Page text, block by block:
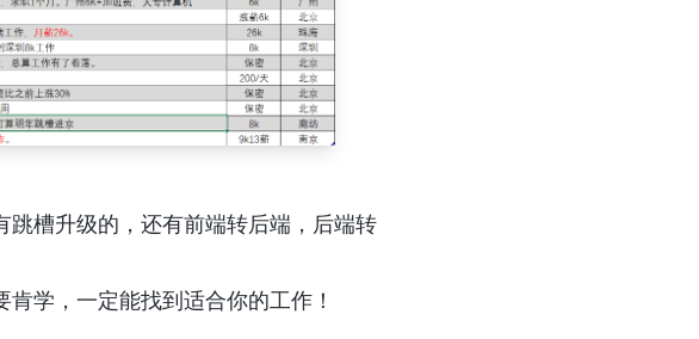
槽升级的，还有前端转后端，后端转
学，一定能找到适合你的工作！